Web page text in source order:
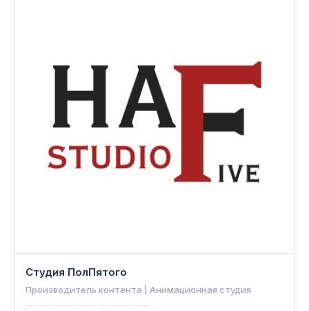
Студия ПолПятого
Производитель контента | Анимационная студия